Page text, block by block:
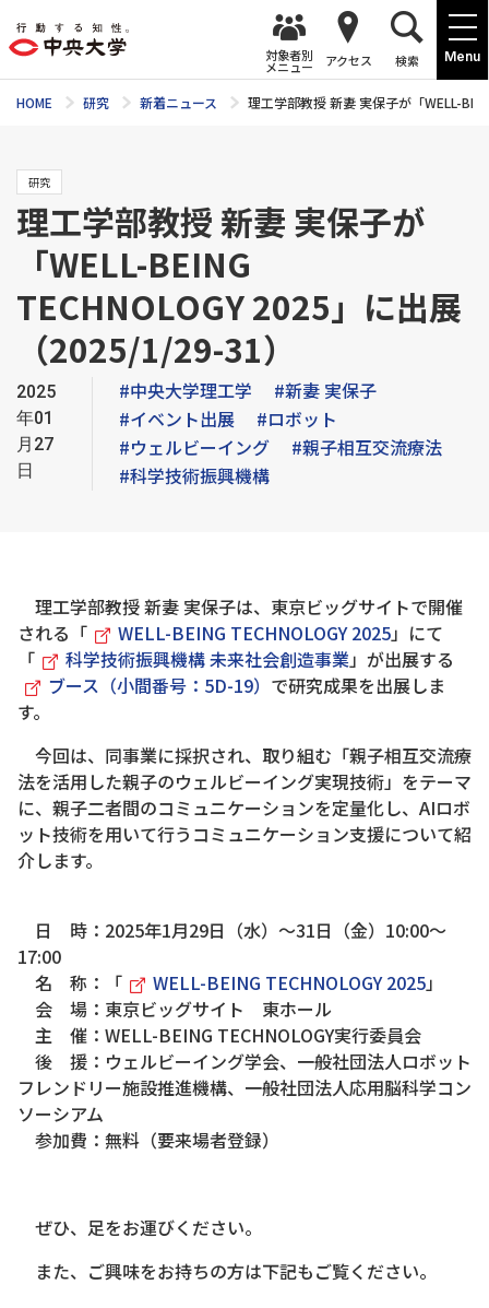
Menu
対象者別
メニュー アクセス 検索
HOME 研究 新着ニュース 理工学部教授 新妻 実保子が「WELL-
研究
理工学部教授 新妻 実保子が
「WELL-BEING
TECHNOLOGY 2025」に出展
（2025/1/29-31）
2025
年01
月27
日
#中央大学理工学
#新妻 実保子
#イベント出展
#ロボット
#ウェルビーイング
#親子相互交流療法
#科学技術振興機構
理工学部教授 新妻 実保子は、東京ビッグサイトで開催
される「
WELL-BEING TECHNOLOGY 2025」にて
「
科学技術振興機構 未来社会創造事業」が出展する
ブース（小間番号：5D-19） で研究成果を出展しま
す。
今回は、同事業に採択され、取り組む「親子相互交流療
法を活用した親子のウェルビーイング実現技術」をテーマ
に、親子二者間のコミュニケーションを定量化し、AIロボ
ット技術を用いて行うコミュニケーション支援について紹
介します。
日 時：2025年1月29日（水）～31日（金）10:00～
17:00
名 称：「
WELL-BEING TECHNOLOGY 2025」
会 場：東京ビッグサイト 東ホール
主 催：WELL-BEING TECHNOLOGY実行委員会
後 援：ウェルビーイング学会、一般社団法人ロボット
フレンドリー施設推進機構、一般社団法人応用脳科学コン
ソーシアム
参加費：無料（要来場者登録）
ぜひ、足をお運びください。
また、ご興味をお持ちの方は下記もご覧ください。